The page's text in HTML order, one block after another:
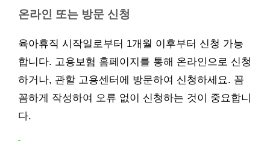
온라인 또는 방문 신청
육아휴직 시작일로부터 1개월 이후부터 신청 가능
합니다. 고용보험 홈페이지를 통해 온라인으로 신청
하거나, 관할 고용센터에 방문하여 신청하세요. 꼼
꼼하게 작성하여 오류 없이 신청하는 것이 중요합니
다.